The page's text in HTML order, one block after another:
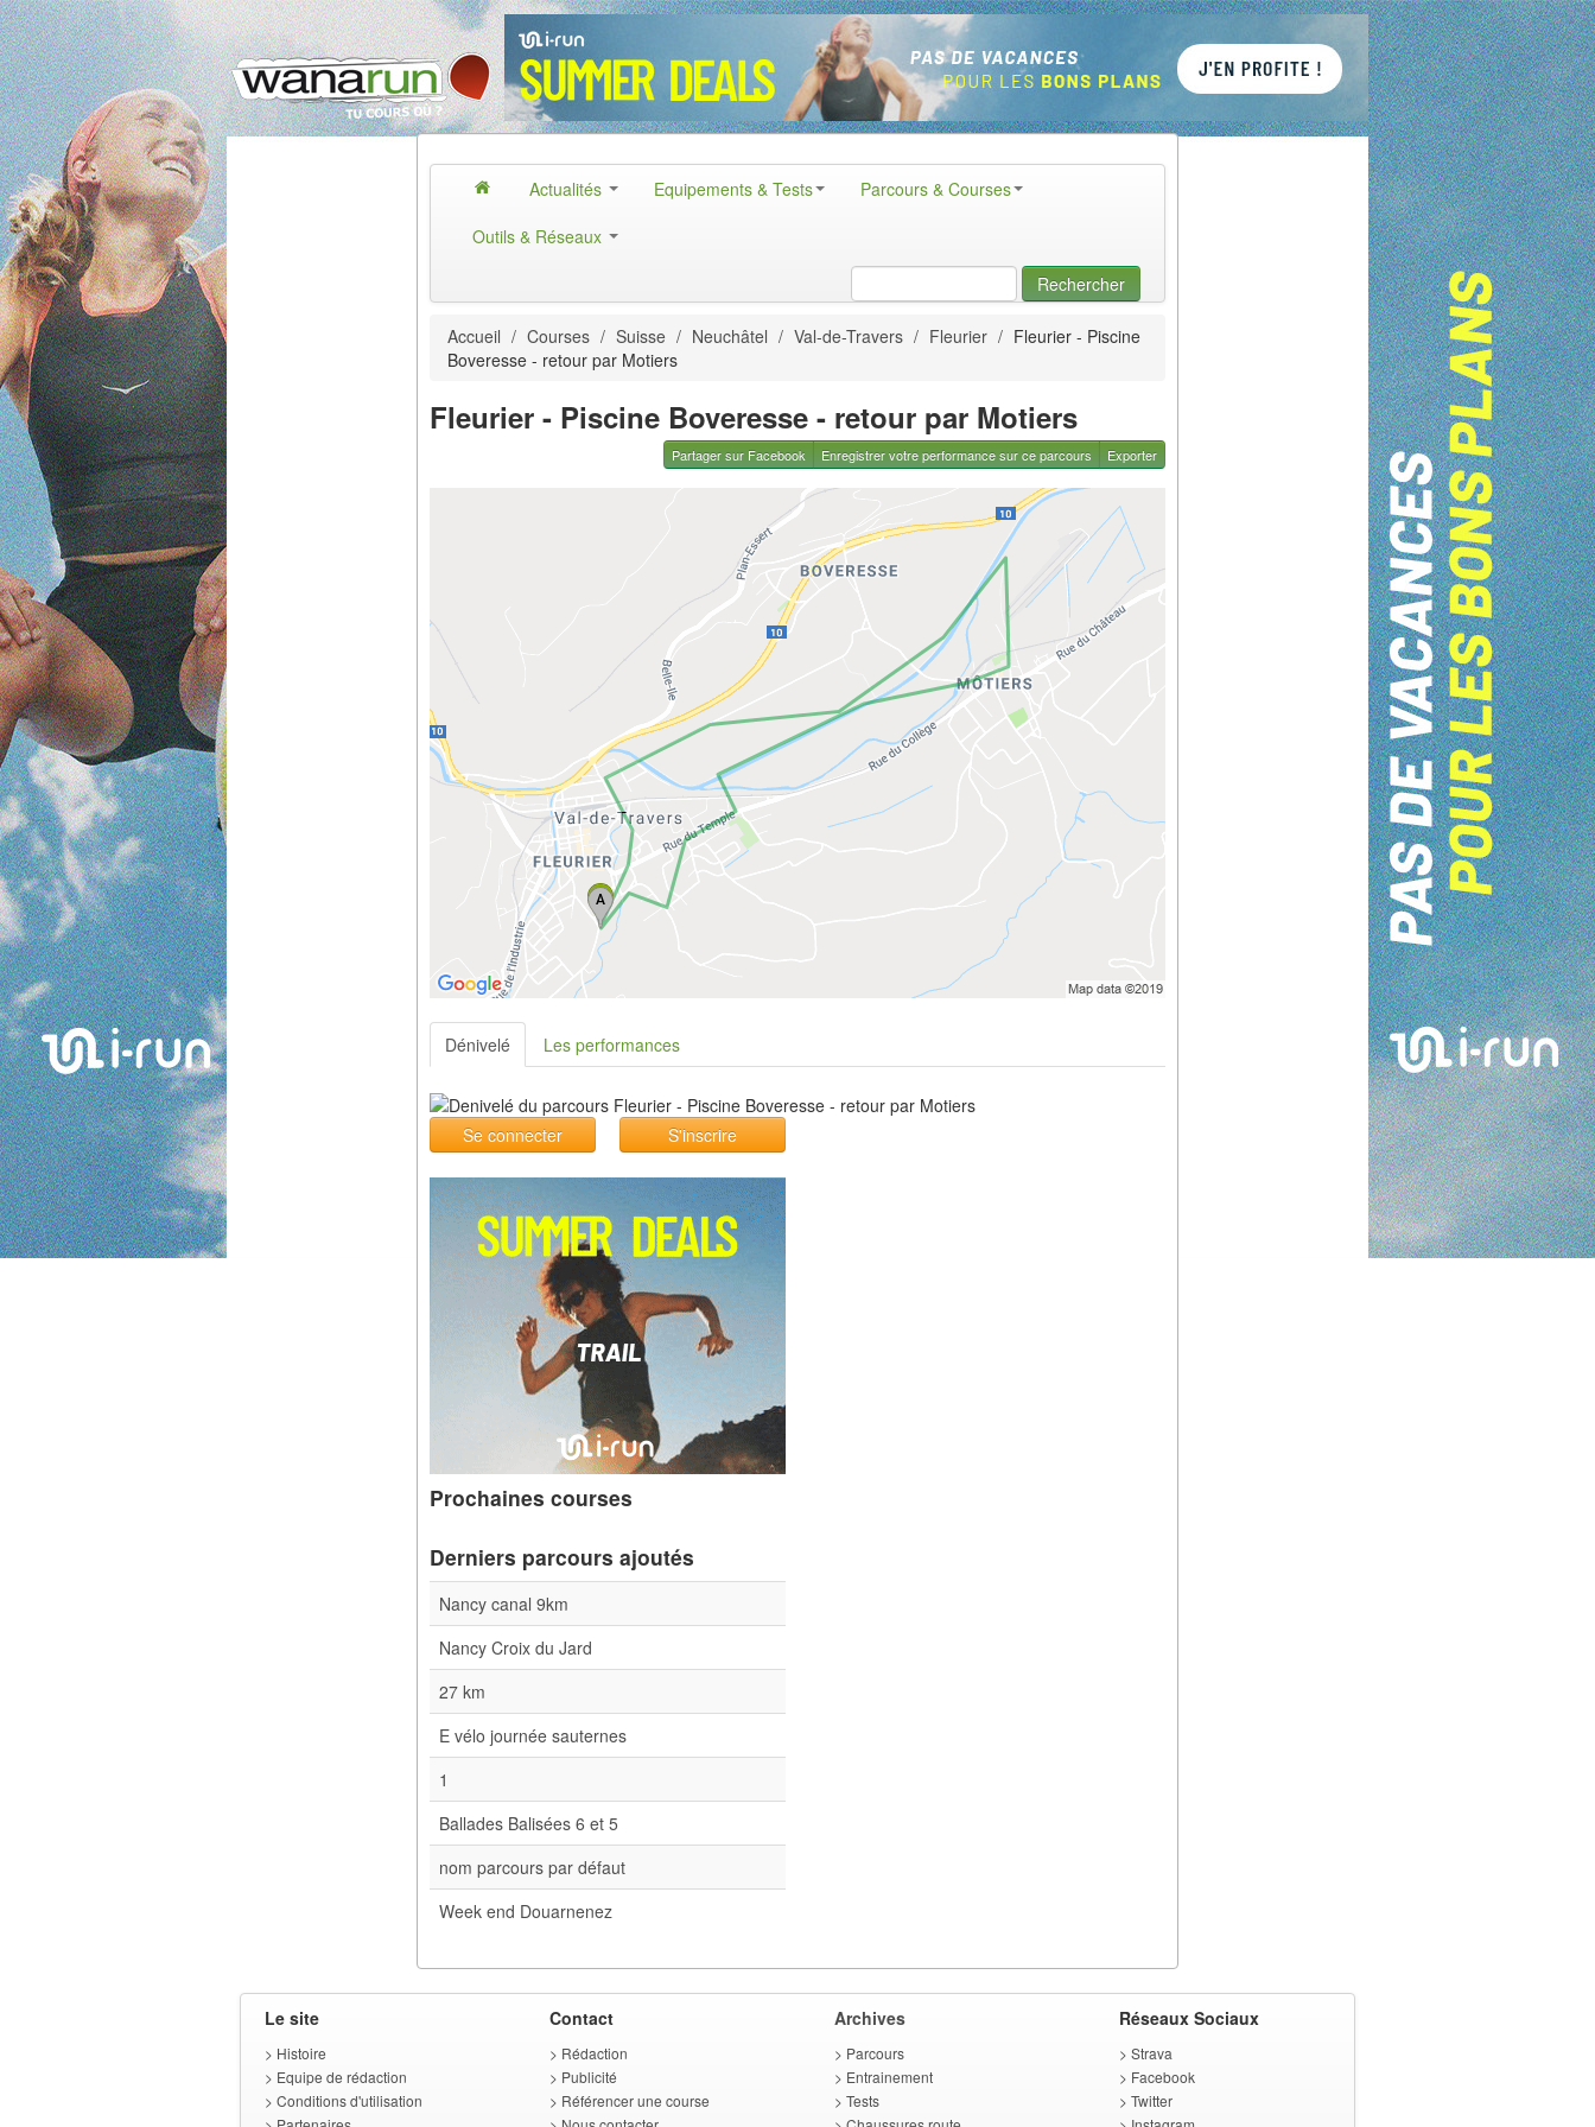
Actualités Equipements & Tests
Parcours & Courses
Outils & Réseaux
Rechercher
Accueil / Courses / Suisse / Neuchâtel / Val-de-Travers / Fleurier / Fleurier - Piscine
Boveresse - retour par Motiers
Fleurier - Piscine Boveresse - retour par Motiers
Partager sur Facebook Enregistrer votre performance sur ce parcours Exporter
Dénivelé Les performances
Se connecter S'inscrire
Prochaines courses
Derniers parcours ajoutés
Nancy canal 9km
Nancy Croix du Jard
27 km
E vélo journée sauternes
1
Ballades Balisées 6 et 5
nom parcours par défaut
Week end Douarnenez
Le site
> Histoire
> Equipe de rédaction
> Conditions d'utilisation
Contact
> Rédaction
> Publicité
> Référencer une course
Archives
> Parcours
> Entrainement
> Tests
Réseaux Sociaux
> Strava
> Facebook
> Twitter